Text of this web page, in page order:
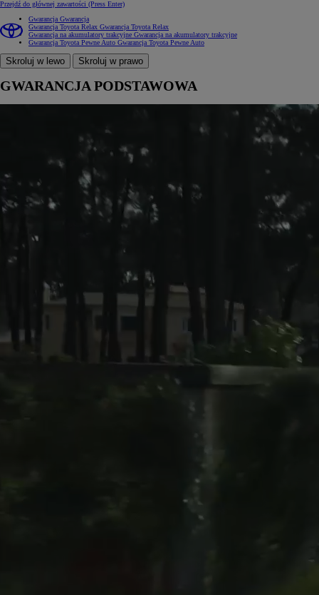
Przejdź do głównej zawartości (Press Enter)
Gwarancja Gwarancja
Gwarancja Toyota Relax Gwarancja Toyota Relax
Gwarancja na akumulatory trakcyjne Gwarancja na akumulatory trakcyjne
Gwarancja Toyota Pewne Auto Gwarancja Toyota Pewne Auto
Skroluj w lewo Skroluj w prawo
GWARANCJA PODSTAWOWA